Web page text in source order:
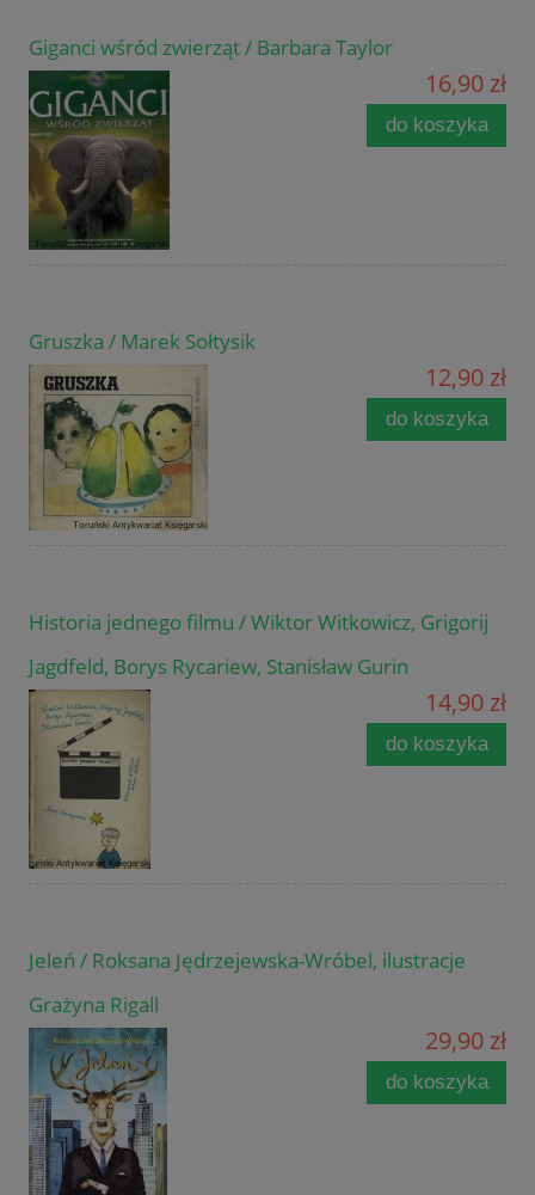
Giganci wśród zwierząt / Barbara Taylor
16,90 zł
do koszyka
Gruszka / Marek Sołtysik
12,90 zł
do koszyka
Historia jednego filmu / Wiktor Witkowicz, Grigorij
Jagdfeld, Borys Rycariew, Stanisław Gurin
14,90 zł
do koszyka
Jeleń / Roksana Jędrzejewska-Wróbel, ilustracje
Grażyna Rigall
29,90 zł
do koszyka